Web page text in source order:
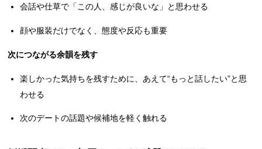
会話や仕草で「この人、感じが良いな」と思わせる
顔や服装だけでなく、態度や反応も重要
次につながる余韻を残す
楽しかった気持ちを残すために、あえて“もっと話したい”と思
わせる
次のデートの話題や候補地を軽く触れる